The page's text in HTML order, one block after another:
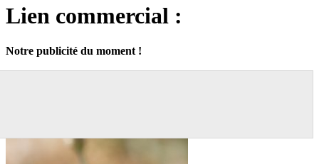
Lien commercial :
Notre publicité du moment !